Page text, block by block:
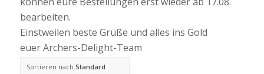
bearbeiten.
Einstweilen beste Grüße und alles ins Gold
euer Archers-Delight-Team
Sortieren nach Standard